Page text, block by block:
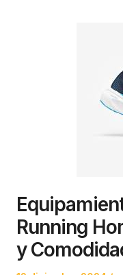
Running
y